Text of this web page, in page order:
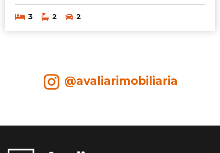
3 2 2
@avaliarimobiliaria